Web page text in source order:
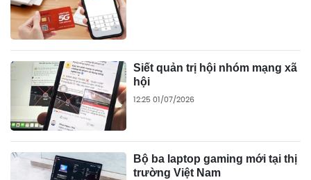
Siết quản trị hội nhóm mạng xã
hội
12:25 01/07/2026
Bộ ba laptop gaming mới tại thị
trường Việt Nam